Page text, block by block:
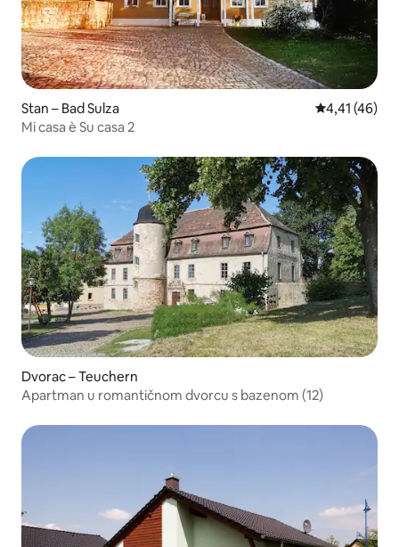
Stan – Bad Sulza Prosječna
4,41 (46)
Mi casa è Su casa 2
Dvorac – Teuchern
Apartman u romantičnom dvorcu s bazenom (12)